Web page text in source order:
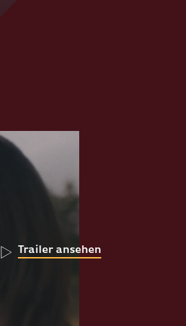
Trailer ansehen